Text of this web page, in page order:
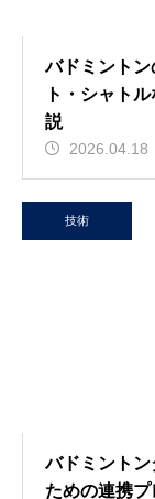
バドミント
ト・シャト
説
2026.04.18
技術
バドミント
ための連携